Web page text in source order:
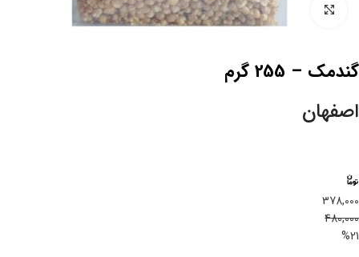
بزرگنمایی تصویر
گندمک – 255 گرم
اصفهان
378,000
480,000
%21